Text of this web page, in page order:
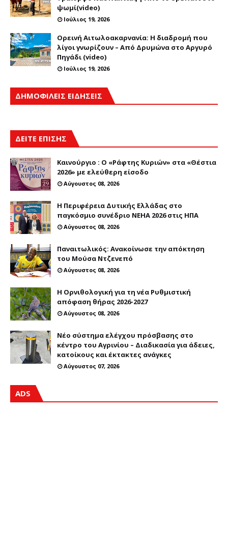
ψωμί(video)
Ιούλιος 19, 2026
Ορεινή Αιτωλοακαρνανία: Η διαδρομή που
λίγοι γνωρίζουν – Από Δρυμώνα στο Αργυρό
Πηγάδι (video)
Ιούλιος 19, 2026
ΔΗΜΟΦΙΛΕΙΣ ΕΙΔΗΣΕΙΣ
ΔΕΙΤΕ ΕΠΙΣΗΣ
Καινούργιο : Ο «Ράφτης Κυριών» στα «Θέστια
2026» με ελεύθερη είσοδο
Αύγουστος 08, 2026
Η Περιφέρεια Δυτικής Ελλάδας στο
παγκόσμιο συνέδριο NEHA 2026 στις ΗΠΑ
Αύγουστος 08, 2026
Παναιτωλικός: Ανακοίνωσε την απόκτηση
του Μούσα Ντζενεπό
Αύγουστος 08, 2026
Η Ορνιθολογική για τη νέα Ρυθμιστική
απόφαση θήρας 2026-2027
Αύγουστος 08, 2026
Νέο σύστημα ελέγχου πρόσβασης στο
κέντρο του Αγρινίου – Διαδικασία για άδειες,
κατοίκους και έκτακτες ανάγκες
Αύγουστος 07, 2026
ADS